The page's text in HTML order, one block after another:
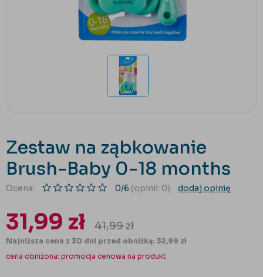
Zestaw na ząbkowanie
Brush-Baby 0-18 months
Ocena: 0/6 (opinii: 0) dodaj opinię
31,99 zł 41,99zł
Najniższa cena z 30 dni przed obniżką: 32,99 zł
cena obniżona: promocja cenowa na produkt